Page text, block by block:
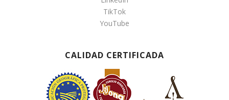
TikTok
YouTube
CALIDAD CERTIFICADA